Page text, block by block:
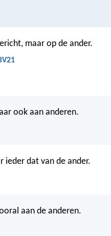
maar op de ander.
ook aan anderen.
ieder dat van de ander.
aan de anderen.